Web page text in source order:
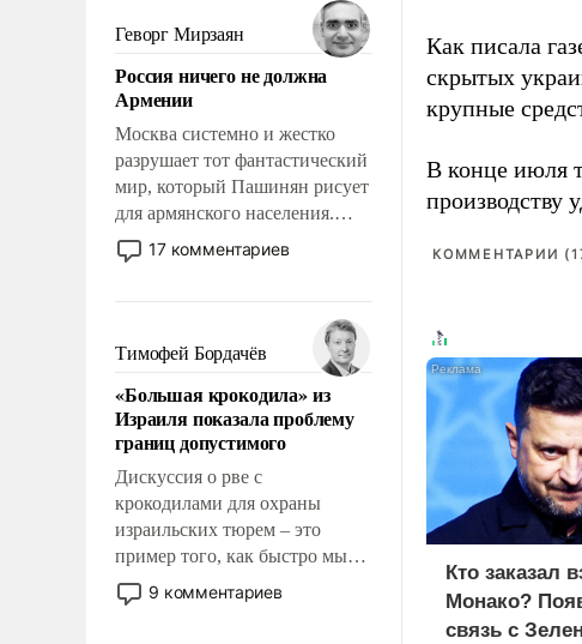
Сложившаяся ситуация
означает многолетний период
уязвимости США, например,
перед Китаем.
Геворг Мирзаян
Россия ничего не должна
Армении
Москва системно и жестко
разрушает тот фантастический
мир, который Пашинян рисует
для армянского населения.
Мир, где политические
прожекты будут безусловно
налогоплательщиков и где
Еревану за свои поступки не
нужно отвечать.
17 комментариев
Тимофей Бордачёв
«Большая крокодила» из
Израиля показала проблему
границ допустимого
Дискуссия о рве с
крокодилами для охраны
израильских тюрем – это
пример того, как быстро мы
двигаемся по пути
революционных изменений.
9 комментариев
Как писала
скрытых
крупные
В конце июля
производству
КОММЕНТАРИИ
Кто заказал
Монако?
связь с